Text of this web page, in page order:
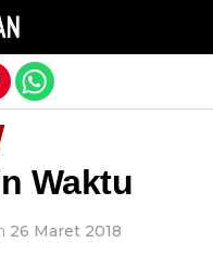
Waktu
26 Maret 2018